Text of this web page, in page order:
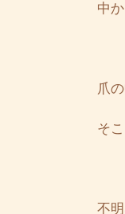
中
爪
そ
不